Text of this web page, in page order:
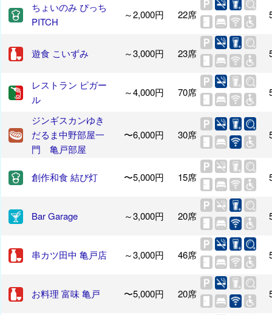
ちょいのみ ぴっち
PITCH
～2,000円 22席
遊食 こいずみ ～3,000円 23席
レストラン ピガー
ル
～4,000円 70席
ジンギスカンゆき
だるま中野部屋一
門 亀戸部屋
〜6,000円 30席
創作和食 結び灯 〜5,000円 15席
Bar Garage ～3,000円 20席
串カツ田中 亀戸店 ～3,000円 46席
お料理 富味 亀戸 〜5,000円 20席